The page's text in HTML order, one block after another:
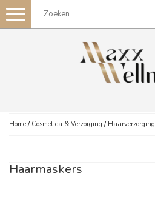
Toggle
navigation
Home / Cosmetica & Verzorging / Haarverzorging
Haarmaskers